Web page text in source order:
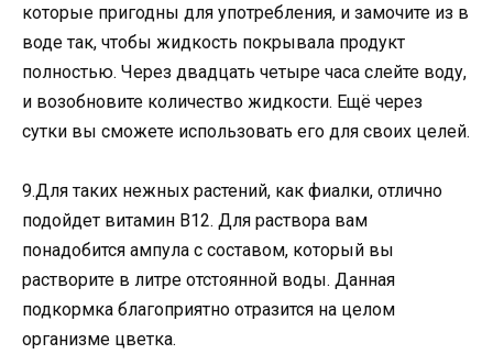
которые пригодны для употребления, и замочите из в
воде так, чтобы жидкость покрывала продукт
полностью. Через двадцать четыре часа слейте воду,
и возобновите количество жидкости. Ещё через
сутки вы сможете использовать его для своих целей.
9.Для таких нежных растений, как фиалки, отлично
подойдет витамин В12. Для раствора вам
понадобится ампула с составом, который вы
растворите в литре отстоянной воды. Данная
подкормка благоприятно отразится на целом
организме цветка.